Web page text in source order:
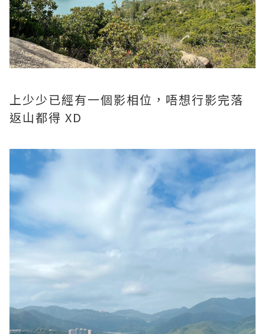
上少少已經有一個影相位，唔想行影完落
返山都得 XD